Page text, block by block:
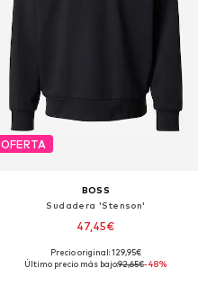
OFERTA
BOSS
Sudadera 'Stenson'
47,45€
Tallas disponibles: S, M, L, XL, XXL
Precio original: 129,95€
Último precio más bajo:92,65€-48%